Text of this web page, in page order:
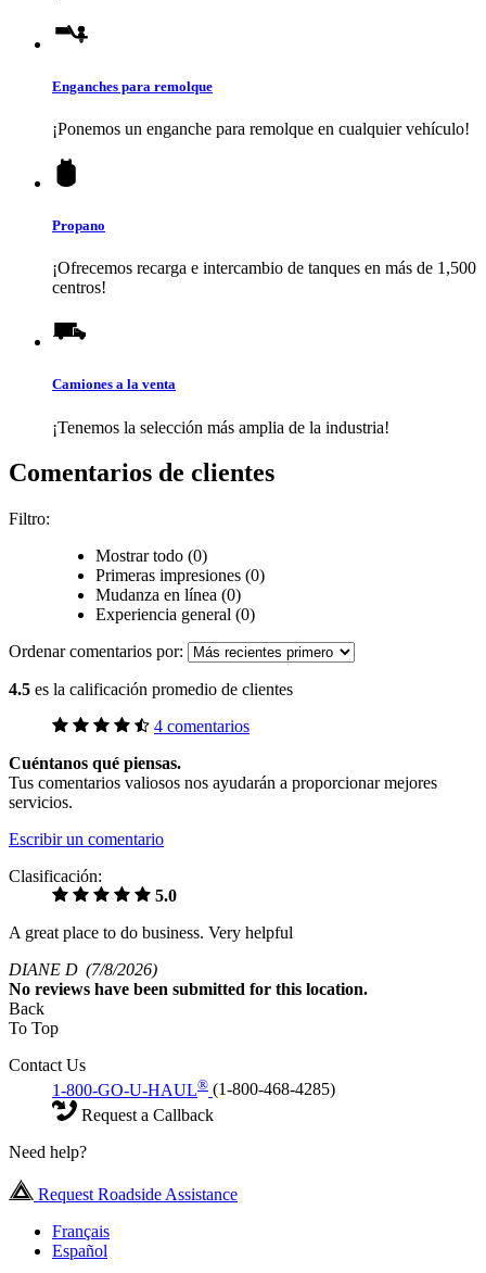
Enganches para remolque
¡Ponemos un enganche para remolque en cualquier vehículo!
Propano
¡Ofrecemos recarga e intercambio de tanques en más de 1,500
centros!
Camiones a la venta
¡Tenemos la selección más amplia de la industria!
Comentarios de clientes
Filtro:
Mostrar todo (0)
Primeras impresiones (0)
Mudanza en línea (0)
Experiencia general (0)
Ordenar comentarios por:
4.5 es la calificación promedio de clientes
4 comentarios
Cuéntanos qué piensas.
Tus comentarios valiosos nos ayudarán a proporcionar mejores
servicios.
Escribir un comentario
Clasificación:
5.0
A great place to do business. Very helpful
DIANE D (7/8/2026)
No reviews have been submitted for this location.
Back
To Top
Contact Us
1-800-GO-U-HAUL® (1-800-468-4285)
Request a Callback
Need help?
Request Roadside Assistance
Français
Español